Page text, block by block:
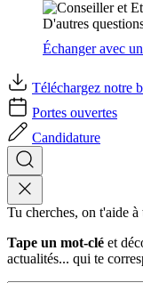
D'autres
Échanger avec
Téléchargez notre
Portes ouvertes
Candidature
Tu cherches, on t'aide
Tape un mot-clé et
actualités... qui te